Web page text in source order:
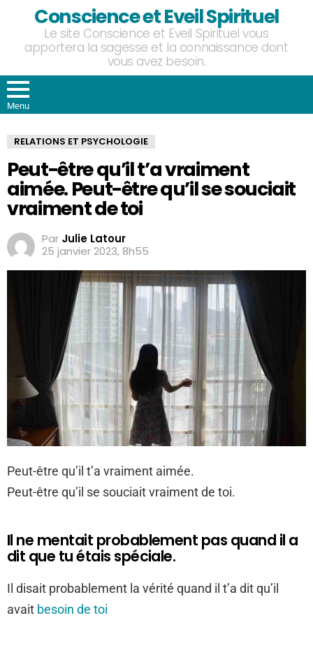
Conscience et Eveil Spirituel
Le site Conscience et Eveil Spirituel vous
apportera la sagesse et la connaissance dont
vous avez besoin.
Menu
RELATIONS ET PSYCHOLOGIE
Peut-être qu’il t’a vraiment
aimée. Peut-être qu’il se souciait
vraiment de toi
Par Julie Latour
25 janvier 2023, 8h55
Peut-être qu’il t’a vraiment aimée.
Peut-être qu’il se souciait vraiment de toi.
Il ne mentait probablement pas quand il a
dit que tu étais spéciale.
Il disait probablement la vérité quand il t’a dit qu’il
avait besoin de toi